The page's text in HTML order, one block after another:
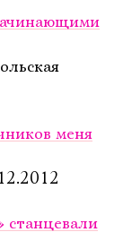
меня
станцевали